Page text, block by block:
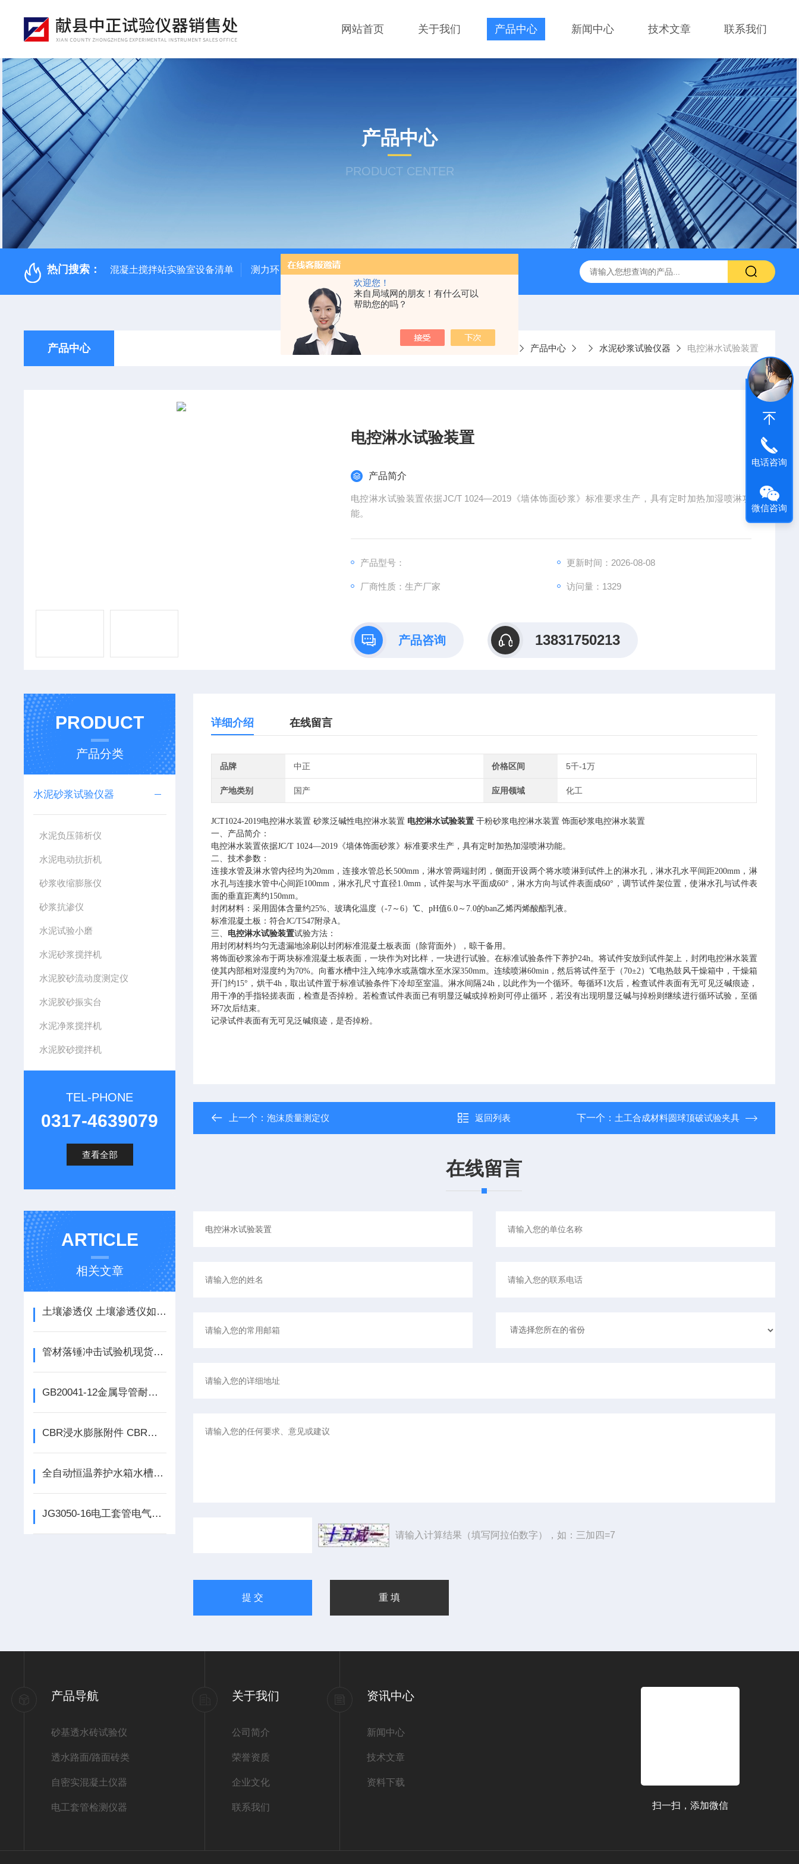
欢迎您！
来自局域网的朋友！有什么可以
帮助您的吗？
网站首页 关于我们 产品中心 新闻中心 技术文章 联系我们
产品中心
PRODUCT CENTER
热门搜索： 混凝土搅拌站实验室设备清单 测力环 混凝土抗弯拉弹性模量试验装置 钢结构防火涂料测厚仪 砂基透水砖透水速率试验装置
产品中心 当前位置： 产品中心 水泥砂浆试验仪器 电控淋水试验装置
电控淋水试验装置
产品简介
电控淋水试验装置依据JC/T 1024—2019《墙体饰面砂浆》标准要求生产，具有定时加热加湿喷淋功
能。
产品型号： 更新时间：2026-08-08
厂商性质：生产厂家 访问量：1329
产品咨询 13831750213
PRODUCT
产品分类
水泥砂浆试验仪器
水泥负压筛析仪
水泥电动抗折机
砂浆收缩膨胀仪
砂浆抗渗仪
水泥试验小磨
水泥砂浆搅拌机
水泥胶砂流动度测定仪
水泥胶砂振实台
水泥净浆搅拌机
水泥胶砂搅拌机
TEL-PHONE
0317-4639079
查看全部
ARTICLE
相关文章
土壤渗透仪 土壤渗透仪如何使用
管材落锤冲击试验机现货供应
GB20041-12金属导管耐热试验装置 耐热试验装置如何使用
CBR浸水膨胀附件 CBR试验附件 浸水膨胀试验附件如何使用
全自动恒温养护水箱水槽卧式水泥混凝土试件标准水养护箱如何使用
JG3050-16电工套管电气性能测定仪产品上市
详细介绍 在线留言
品牌 中正 价格区间 5千-1万
产地类别 国产 应用领域 化工
JCT1024-2019电控淋水装置 砂浆泛碱性电控淋水装置 电控淋水试验装置 干粉砂浆电控淋水装置 饰面砂浆电控淋水装置
一、产品简介：
电控淋水装置依据JC/T 1024—2019 《墙体饰面砂浆》标准要求生产，具有定时加热加湿喷淋功能。
二、技术参数：
连接水管及淋水管内径均为20mm，连接水管总长500mm，淋水管两端封闭，侧面开设两个将水喷淋到试件上的淋水孔，淋水孔水平间距200mm ，淋
水孔与连接水管中心间距100mm ，淋水孔尺寸直径1.0mm ，试件架与水平面成60° ，淋水方向与试件表面成60° ，调节试件架位置，使淋水孔与试件表
面的垂直距离约150mm。
封闭材料：采用固体含量约25%、玻璃化温度（-7 ～6）℃、pH值6.0 ～ 7.0的ban乙烯丙烯酸酯乳液。
标准混凝土板：符合JC/T547附录A。
三、 电控淋水试验装置试验方法：
用封闭材料均匀无遗漏地涂刷以封闭标准混凝土板表面（除背面外），晾干备用。
将饰面砂浆涂布于两块标准混凝土板表面，一块作为对比样，一块进行试验。在标准试验条件下养护24h。将试件安放到试件架上，封闭电控淋水装置
使其内部相对湿度约为70%。向蓄水槽中注入纯净水或蒸馏水至水深350mm。连续喷淋60min ，然后将试件至于（ 70±2）℃电热鼓风干燥箱中，干燥箱
开门约15° ，烘干4h，取出试件置于标准试验条件下冷却至室温。淋水间隔24h，以此作为一个循环。每循环1次后，检查试件表面有无可见泛碱痕迹，
用干净的手指轻搓表面，检查是否掉粉。若检查试件表面已有明显泛碱或掉粉则可停止循环，若没有出现明显泛碱与掉粉则继续进行循环试验，至循
环7次后结束。
记录试件表面有无可见泛碱痕迹，是否掉粉。
上一个：泡沫质量测定仪 返回列表 下一个： 土工合成材料圆球顶破试验夹具
在线留言
请输入计算结果（填写阿拉伯数字），如：三加四=7
产品导航
砂基透水砖试验仪
透水路面/路面砖类
自密实混凝土仪器
电工套管检测仪器
关于我们
公司简介
荣誉资质
企业文化
联系我们
资讯中心
新闻中心
技术文章
资料下载
扫一扫，添加微信
电话咨询
微信咨询